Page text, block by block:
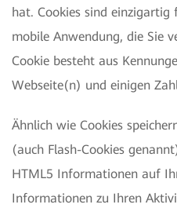
hat. Cookies sind
mobile Anwendung, die Sie
Cookie besteht aus
Webseite(n) und einigen
Ähnlich wie Cookies
(auch Flash-Cookies
HTML5 Informationen auf
Informationen zu Ihren